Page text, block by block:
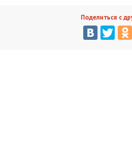
Поделиться с